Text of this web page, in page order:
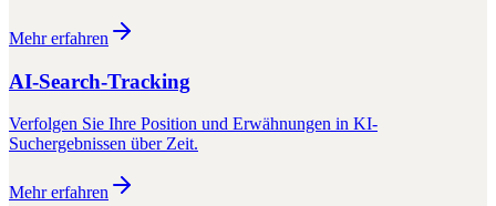
Mehr erfahren
AI-Search-Tracking
Verfolgen Sie Ihre Position und Erwähnungen in KI-
Suchergebnissen über Zeit.
Mehr erfahren